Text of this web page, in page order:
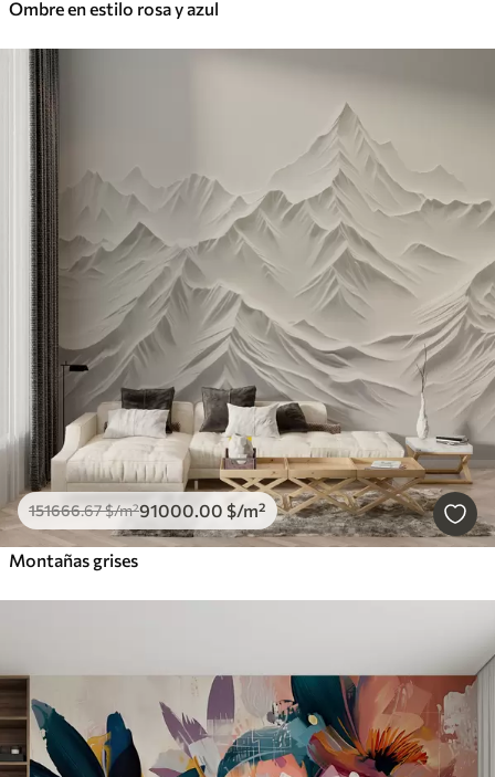
Ombre en estilo rosa y azul
151666.67$/m²91000.00 $/m²
Montañas grises